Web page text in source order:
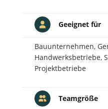
Geeignet für
Bauunternehmen,
Handwerksbetriebe,
Projektbetriebe
Teamgröße